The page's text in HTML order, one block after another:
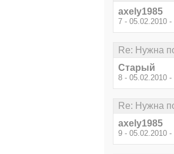
axely1985
7 - 05.02.2010 -
Re: Нужна
Старый
8 - 05.02.2010 -
Re: Нужна
axely1985
9 - 05.02.2010 -